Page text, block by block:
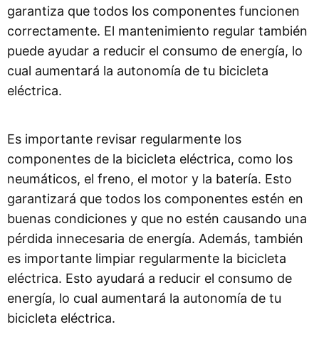
garantiza que todos los componentes funcionen
correctamente. El mantenimiento regular también
puede ayudar a reducir el consumo de energía, lo
cual aumentará la autonomía de tu bicicleta
eléctrica.
Es importante revisar regularmente los
componentes de la bicicleta eléctrica, como los
neumáticos, el freno, el motor y la batería. Esto
garantizará que todos los componentes estén en
buenas condiciones y que no estén causando una
pérdida innecesaria de energía. Además, también
es importante limpiar regularmente la bicicleta
eléctrica. Esto ayudará a reducir el consumo de
energía, lo cual aumentará la autonomía de tu
bicicleta eléctrica.